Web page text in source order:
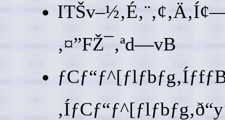
‚¤”FŽ¯‚ªd—vB